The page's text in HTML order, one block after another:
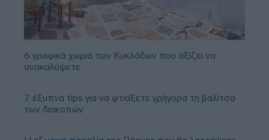
6 γραφικά χωριά των Κυκλάδων που αξίζει να
ανακαλύψετε
7 έξυπνα tips για να φτιάξετε γρήγορα τη βαλίτσα
των διακοπών